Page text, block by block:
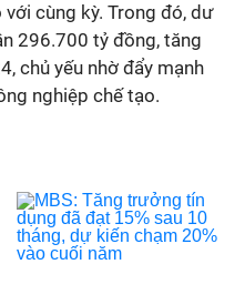
với cùng kỳ. Trong đó, dư
296.700 tỷ đồng, tăng
chủ yếu nhờ đẩy mạnh